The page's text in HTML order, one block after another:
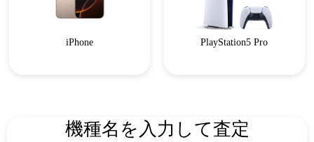
iPhone PlayStation5 Pro
機種名を入力して査定